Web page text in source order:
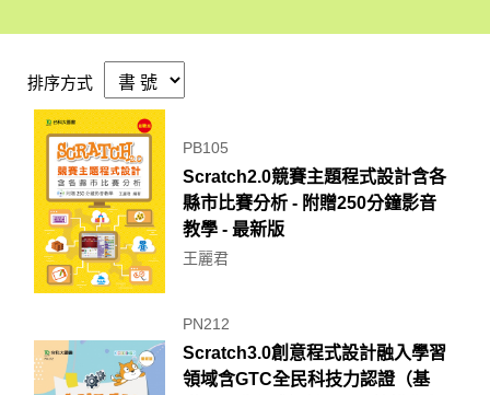
排序方式
PB105
Scratch2.0競賽主題程式設計含各
縣市比賽分析 - 附贈250分鐘影音
教學 - 最新版
王麗君
PN212
Scratch3.0創意程式設計融入學習
領域含GTC全民科技力認證（基